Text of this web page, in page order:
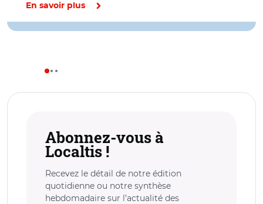
En savoir plus
Abonnez-vous à
Localtis !
Recevez le détail de notre édition
quotidienne ou notre synthèse
hebdomadaire sur l’actualité des